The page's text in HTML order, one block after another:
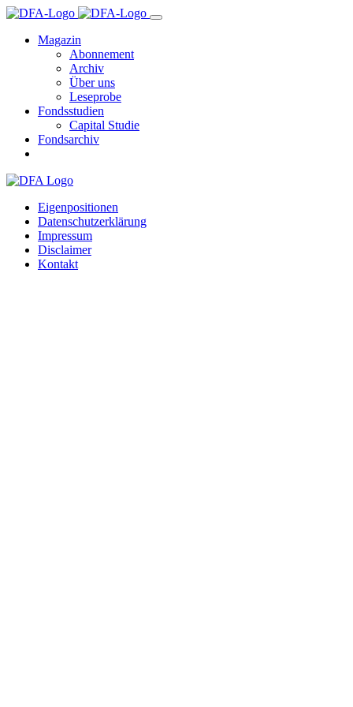
Magazin
Abonnement
Archiv
Über uns
Leseprobe
Fondsstudien
Capital Studie
Fondsarchiv
Eigenpositionen
Datenschutzerklärung
Impressum
Disclaimer
Kontakt